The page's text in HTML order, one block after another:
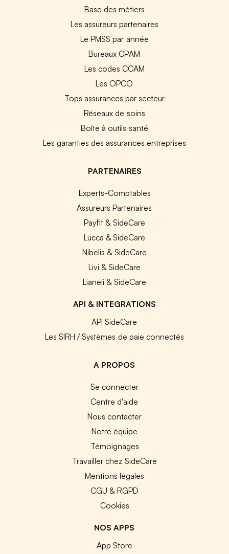
Base des métiers
Les assureurs partenaires
Le PMSS par année
Bureaux CPAM
Les codes CCAM
Les OPCO
Tops assurances par secteur
Réseaux de soins
Boîte à outils santé
Les garanties des assurances entreprises
PARTENAIRES
Experts-Comptables
Assureurs Partenaires
Payfit & SideCare
Lucca & SideCare
Nibelis & SideCare
Livi & SideCare
Lianeli & SideCare
API & INTEGRATIONS
API SideCare
Les SIRH / Systèmes de paie connectés
A PROPOS
Se connecter
Centre d'aide
Nous contacter
Notre équipe
Témoignages
Travailler chez SideCare
Mentions légales
CGU & RGPD
Cookies
NOS APPS
App Store